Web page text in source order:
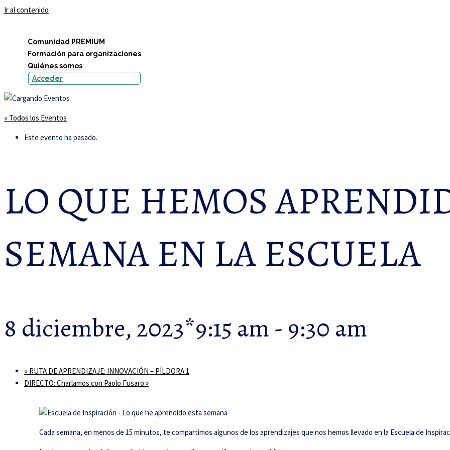
Ir al contenido
Comunidad PREMIUM
Formación para organizaciones
Quiénes somos
Acceder
« Todos los Eventos
Este evento ha pasado.
LO QUE HEMOS
SEMANA EN LA ESCUELA
8 diciembre, 2023*9:15 am- 9:30 am
« RUTA DE APRENDIZAJE: INNOVACIÓN – PÍLDORA 1
DIRECTO: Charlamos con Paolo Fusaro »
Cada semana, en menos de 15 minutos, te compartimos algunos de los aprendizajes que nos hemos llevado en la Escuela de